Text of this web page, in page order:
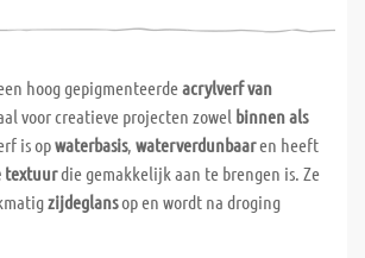
hoog gepigmenteerdeacrylverf van
voor creatieve projecten zowel binnen als
is opwaterbasis, waterverdunbaaren heeft
textuurdie gemakkelijk aan te brengen is. Ze
zijdeglansop en wordt na droging